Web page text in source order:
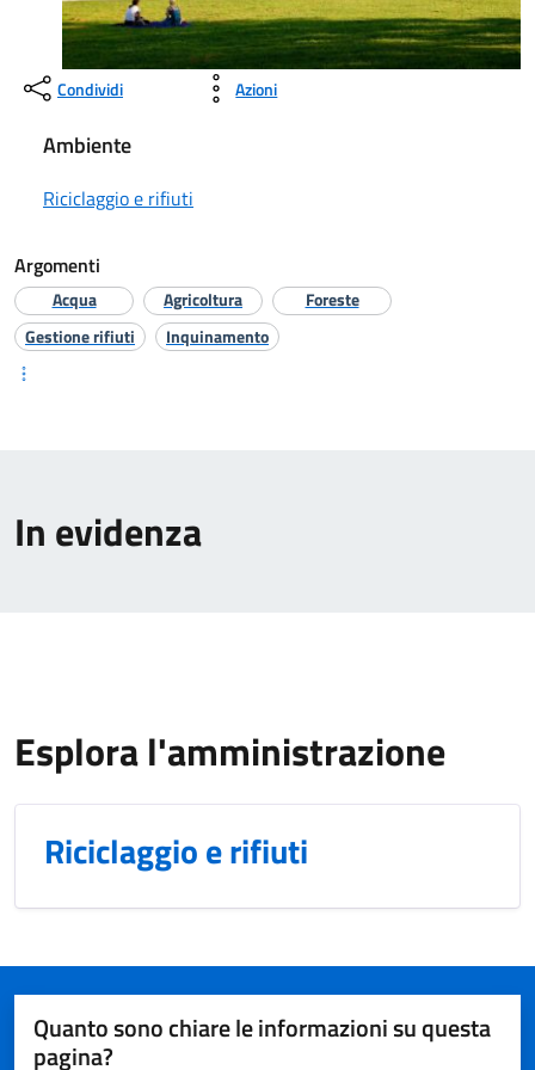
Condividi Azioni
Ambiente
Riciclaggio e rifiuti
Argomenti
Acqua Agricoltura
Foreste
Gestione rifiuti
Inquinamento
In evidenza
Esplora l'amministrazione
Riciclaggio e rifiuti
Quanto sono chiare le informazioni su questa
pagina?